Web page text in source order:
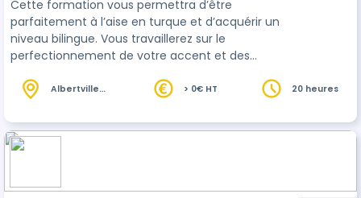
Cette formation vous permettra d’être
parfaitement à l’aise en turque et d’acquérir un
niveau bilingue. Vous travaillerez sur le
perfectionnement de votre accent et des
éventail de synonyme ainsi que les idiomatiques
Albertville
> 0€ HT 20 heures